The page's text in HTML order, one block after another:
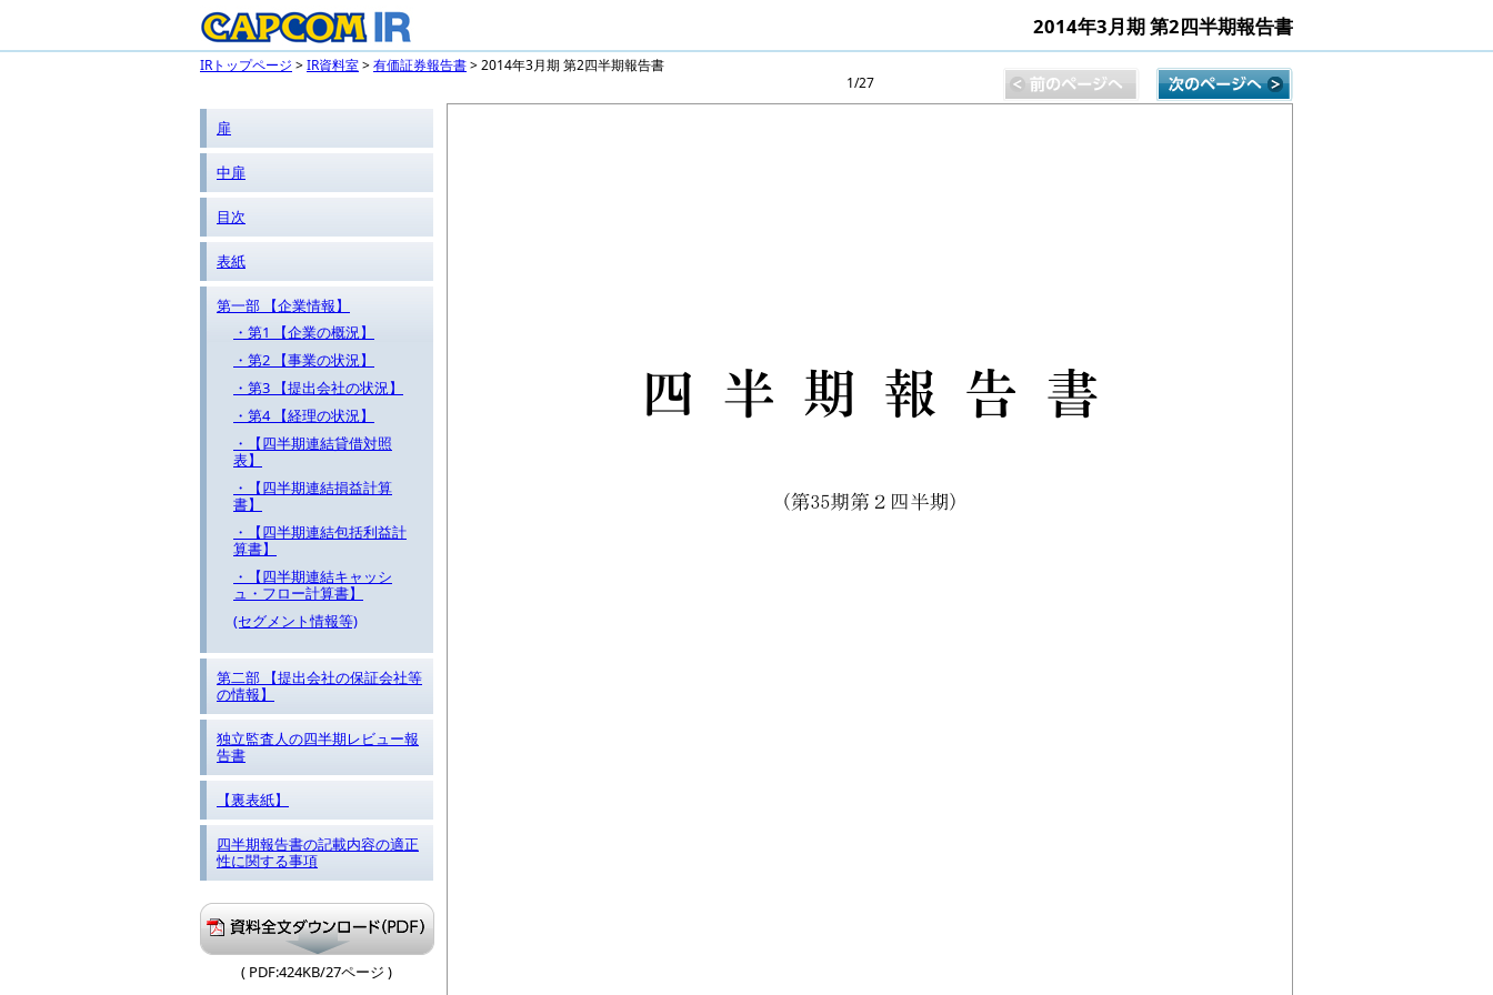
2014年3月期 第2四半期報告書
IRトップページ >IR資料室>有価証券報告書> 2014年3月期 第2四半期報告書
扉
中扉
目次
表紙
第一部 【企業情報】
・第1 【企業の概況】
・第2 【事業の状況】
・第3 【提出会社の状況】
・第4 【経理の状況】
・【四半期連結貸借対照
表】
・【四半期連結損益計算
書】
・【四半期連結包括利益計
算書】
・【四半期連結キャッシ
ュ・フロー計算書】
(セグメント情報等)
第二部 【提出会社の保証会社等
の情報】
独立監査人の四半期レビュー報
告書
【裏表紙】
四半期報告書の記載内容の適正
性に関する事項
( PDF:424KB/27ページ )
1/27